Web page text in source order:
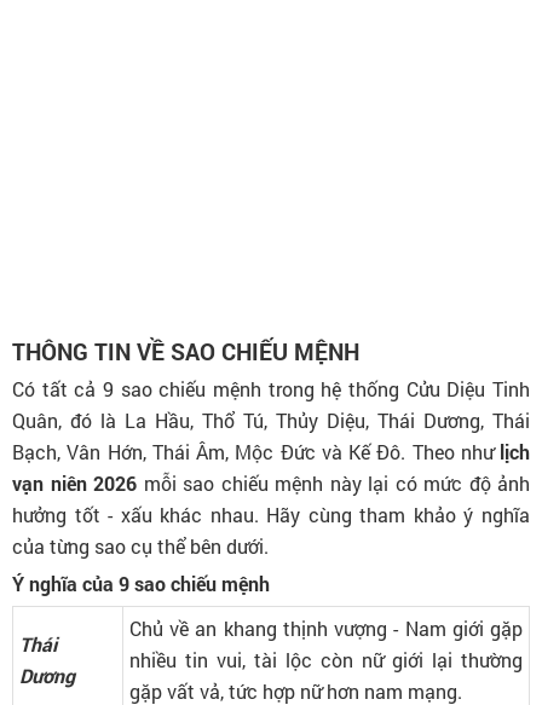
THÔNG TIN VỀ SAO CHIẾU MỆNH
Có tất cả 9 sao chiếu mệnh trong hệ thống Cửu Diệu Tinh
Quân, đó là La Hầu, Thổ Tú, Thủy Diệu, Thái Dương, Thái
Bạch, Vân Hớn, Thái Âm, Mộc Đức và Kế Đô. Theo nhưlịch
vạn niên 2026 mỗi sao chiếu mệnh này lại có mức độ ảnh
hưởng tốt - xấu khác nhau. Hãy cùng tham khảo ý nghĩa
của từng sao cụ thể bên dưới.
Ý nghĩa của 9 sao chiếu mệnh
Thái
Dương
Chủ về an khang thịnh vượng - Nam giới gặp
nhiều tin vui, tài lộc còn nữ giới lại thường
gặp vất vả, tức hợp nữ hơn nam mạng.